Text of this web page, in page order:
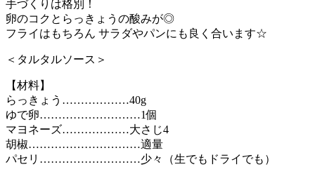
手づくりは格別！
卵のコクとらっきょうの酸みが◎
フライはもちろん サラダやパンにも良く合います☆
＜タルタルソース＞
【材料】
らっきょう………………40g
ゆで卵………………………1個
マヨネーズ………………大さじ4
胡椒…………………………適量
パセリ………………………少々（生でもドライでも）